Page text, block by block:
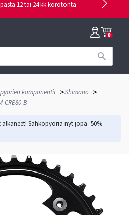
12 tai 24 kk korotonta
0
komponentit >Shimano >
CRE80-B
Sähköpyöriä nyt jopa -50% –